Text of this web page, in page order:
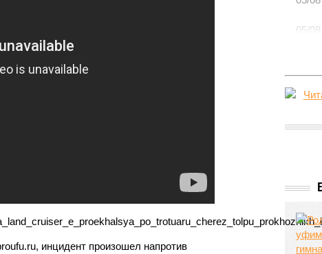
инцидент произошел напротив
05/08